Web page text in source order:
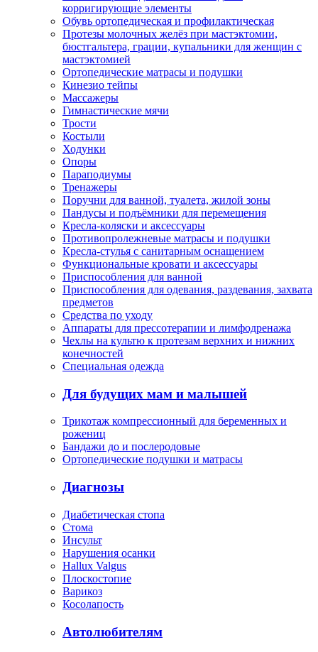
корригирующие элементы
Обувь ортопедическая и профилактическая
Протезы молочных желёз при мастэктомии,
бюстгальтера, грации, купальники для женщин с
мастэктомией
Ортопедические матрасы и подушки
Кинезио тейпы
Массажеры
Гимнастические мячи
Трости
Костыли
Ходунки
Опоры
Параподиумы
Тренажеры
Поручни для ванной, туалета, жилой зоны
Пандусы и подъёмники для перемещения
Кресла-коляски и аксессуары
Противопролежневые матрасы и подушки
Кресла-стулья с санитарным оснащением
Функциональные кровати и аксессуары
Приспособления для ванной
Приспособления для одевания, раздевания, захвата
предметов
Средства по уходу
Аппараты для прессотерапии и лимфодренажа
Чехлы на культю к протезам верхних и нижних
конечностей
Специальная одежда
Для будущих мам и малышей
Трикотаж компрессионный для беременных и
рожениц
Бандажи до и послеродовые
Ортопедические подушки и матрасы
Диагнозы
Диабетическая стопа
Стома
Инсульт
Нарушения осанки
Hallux Valgus
Плоскостопие
Варикоз
Косолапость
Автолюбителям